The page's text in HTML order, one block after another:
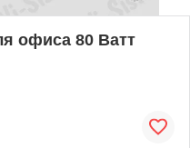
офиса 80 Ватт